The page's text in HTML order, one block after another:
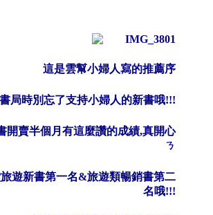
這是雲幫小婦人寫的推薦序
局時別忘了支持小婦人的新書哦!!!
開賣半個月有這麼讚的成績,真開心
ㄋ
遊新書第一名&旅遊類暢銷書第二
名哦!!!